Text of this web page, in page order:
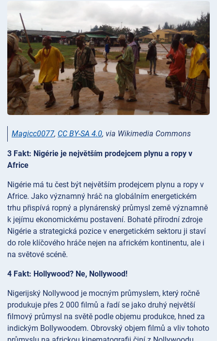
Magicc0077, CC BY-SA 4.0, via Wikimedia Commons
3 Fakt: Nigérie je největším prodejcem plynu a ropy v
Africe
Nigérie má tu čest být největším prodejcem plynu a ropy v
Africe. Jako významný hráč na globálním energetickém
trhu přispívá ropný a plynárenský průmysl země významně
k jejímu ekonomickému postavení. Bohaté přírodní zdroje
Nigérie a strategická pozice v energetickém sektoru ji staví
do role klíčového hráče nejen na africkém kontinentu, ale i
na světové scéně.
4 Fakt: Hollywood? Ne, Nollywood!
Nigerijský Nollywood je mocným průmyslem, který ročně
produkuje přes 2 000 filmů a řadí se jako druhý největší
filmový průmysl na světě podle objemu produkce, hned za
indickým Bollywoodem. Obrovský objem filmů a vliv tohoto